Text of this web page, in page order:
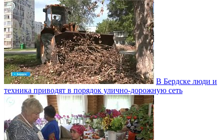
В Бердске люди и
техника приводят в порядок улично‑дорожную сеть